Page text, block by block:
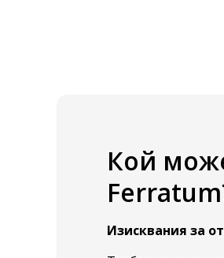
Кой
Изисквания за